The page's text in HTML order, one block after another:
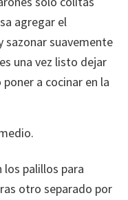
agregar el
sazonar suavemente
una vez listo dejar
a cocinar en la
los palillos para
otro separado por